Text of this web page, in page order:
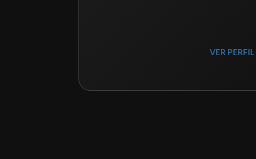
VER PERFIL